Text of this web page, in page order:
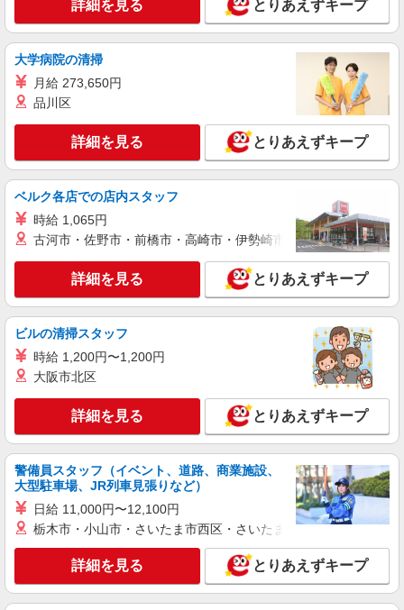
詳細を見る とりあえずキープ
大学病院の清掃
月給 273,650円
品川区
詳細を見る とりあえずキープ
ベルク各店での店内スタッフ
時給 1,065円
古河市・佐野市・前橋市・高崎市・伊勢崎市・太田市・館林市
詳細を見る とりあえずキープ
ビルの清掃スタッフ
時給 1,200円〜1,200円
大阪市北区
詳細を見る とりあえずキープ
警備員スタッフ（イベント、道路、商業施設、
大型駐車場、JR列車見張りなど）
日給 11,000円〜12,100円
栃木市・小山市・さいたま市西区・さいたま市岩槻区・久喜市・
詳細を見る とりあえずキープ